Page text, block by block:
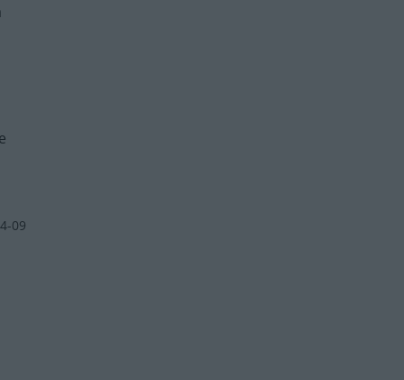
09